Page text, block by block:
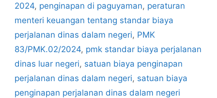
2024, penginapan di paguyaman, peraturan
menteri keuangan tentang standar biaya
perjalanan dinas dalam negeri, PMK
83/PMK.02/2024, pmk standar biaya perjalanan
dinas luar negeri, satuan biaya penginapan
perjalanan dinas dalam negeri, satuan biaya
penginapan perjalanan dinas dalam negeri